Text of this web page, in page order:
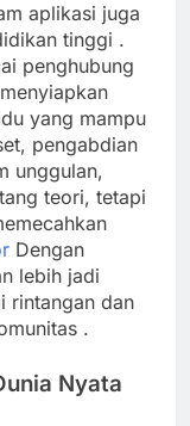
aplikasi juga
tinggi .
penghubung
yang mampu
pengabdian
unggulan,
teori, tetapi
Dengan
lebih jadi
rintangan dan
.
Nyata